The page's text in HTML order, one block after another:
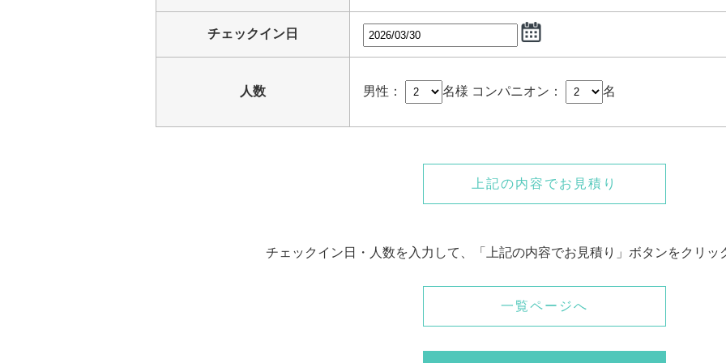
チェックイン日
人数 男性： 名様 コンパニオン： 名
上記の内容でお見積り
チェックイン日・人数を入力して、「上記の内容でお見積り」ボタンをクリッ
一覧ページへ